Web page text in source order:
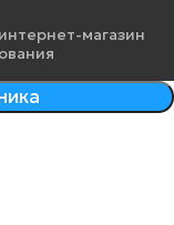
магазин